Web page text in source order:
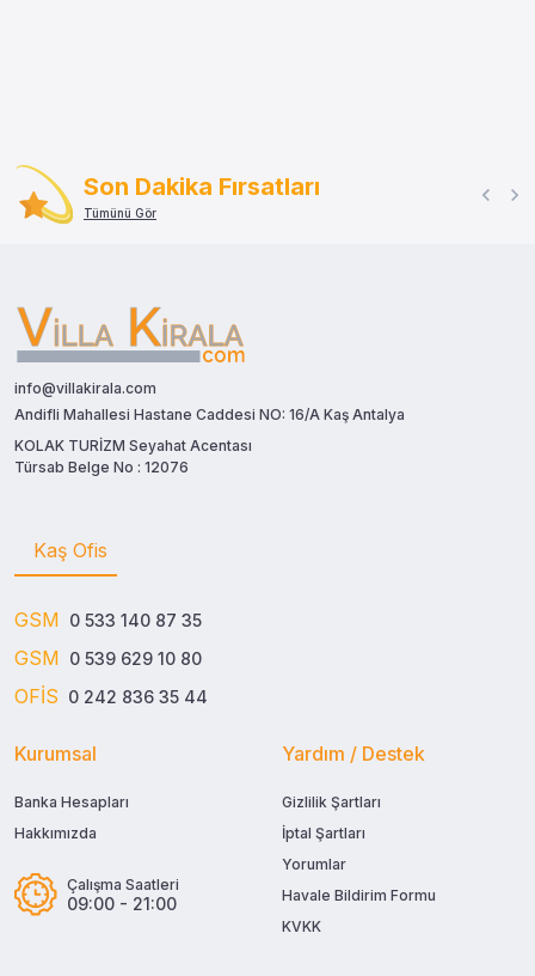
Son Dakika Fırsatları
Tümünü Gör
Kurumsal
Banka Hesapları
Hakkımızda
Çalışma Saatleri
09:00 - 21:00
Yardım / Destek
Gizlilik Şartları
İptal Şartları
Yorumlar
Havale Bildirim Formu
KVKK
info@villakirala.com
Andifli Mahallesi Hastane Caddesi NO: 16/A Kaş Antalya
KOLAK TURİZM Seyahat Acentası
Türsab Belge No : 12076
Kaş Ofis
0 533 140 87 35
GSM
0 539 629 10 80
GSM
0 242 836 35 44
OFİS